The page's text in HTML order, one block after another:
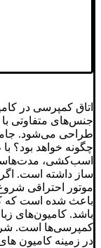
اتاق کمپرسی در
جنس‌های متفاوتی
طراحی می‌شود.
چگونه خواهد بود؟
اسب‌کشی،
ساز داشته است.
موتور احتراقی
باعث شده است که
باشد. کامیون‌های
کمپرسی‌ها است.
در زمینه کامیون